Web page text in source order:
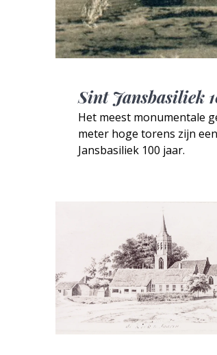
Sint Jansbasiliek
Het meest monumentale
meter hoge torens zijn
Jansbasiliek 100 jaar.